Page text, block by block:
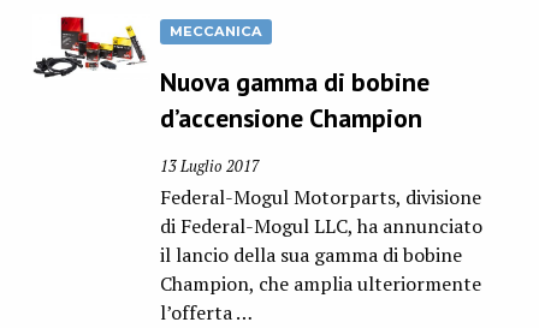
MECCANICA
Nuova gamma di bobine
d’accensione Champion
13 Luglio 2017
Federal-Mogul Motorparts, divisione
di Federal-Mogul LLC, ha annunciato
il lancio della sua gamma di bobine
Champion, che amplia ulteriormente
l’offerta …